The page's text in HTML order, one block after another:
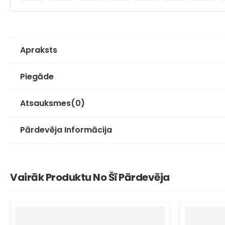
Apraksts
Piegāde
Atsauksmes(0)
Pārdevēja Informācija
Vairāk Produktu No Šī Pārdevēja